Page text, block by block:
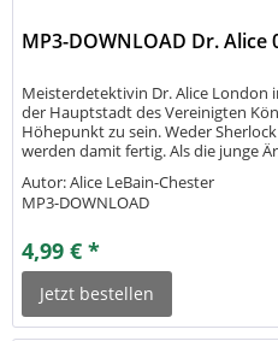
MP3-DOWNLOAD Dr.
Meisterdetektivin Dr. Alice London
der Hauptstadt des Vereinigten
Höhepunkt zu sein. Weder
werden damit fertig. Als die junge
Autor: Alice LeBain-Chester
MP3-DOWNLOAD
4,99 € *
Jetzt bestellen